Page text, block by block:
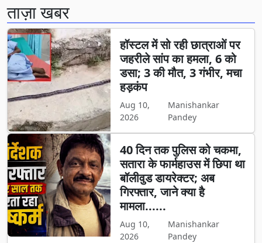
ताज़ा खबर
हॉस्टल में सो रही छात्राओं पर
जहरीले सांप का हमला, 6 को
डसा; 3 की मौत, 3 गंभीर, मचा
हड़कंप
Aug 10,
2026
Manishankar
Pandey
40 दिन तक पुलिस को चकमा,
सतारा के फार्महाउस में छिपा था
बॉलीवुड डायरेक्टर; अब
गिरफ्तार, जाने क्या है
मामला......
Aug 10,
2026
Manishankar
Pandey